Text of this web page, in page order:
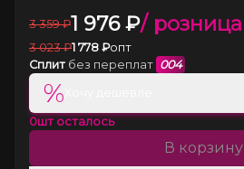
3 359 ₽1 976₽/ розница
3 023 ₽1 778 ₽опт
Сплит без переплат 004
%
0шт осталось
В корзину